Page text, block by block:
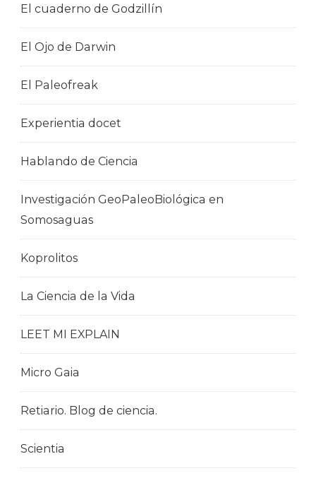
El cuaderno de Godzillín
El Ojo de Darwin
El Paleofreak
Experientia docet
Hablando de Ciencia
Investigación GeoPaleoBiológica en
Somosaguas
Koprolitos
La Ciencia de la Vida
LEET MI EXPLAIN
Micro Gaia
Retiario. Blog de ciencia.
Scientia